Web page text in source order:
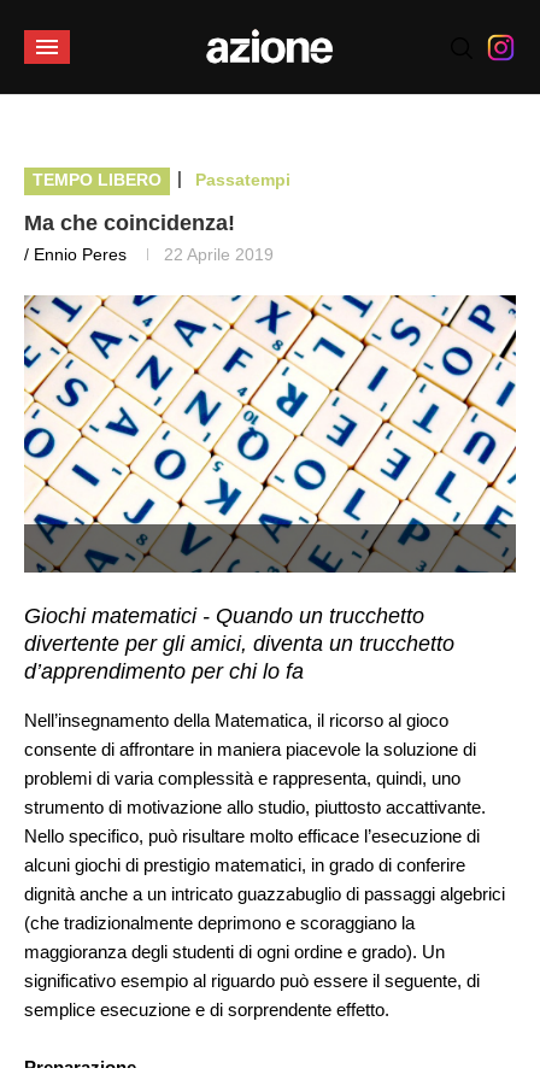
TEMPO LIBERO | Passatempi
Ma che coincidenza!
/ Ennio Peres 22 Aprile 2019
Giochi matematici - Quando un trucchetto
divertente per gli amici, diventa un trucchetto
d’apprendimento per chi lo fa
Nell’insegnamento della Matematica, il ricorso al gioco
consente di affrontare in maniera piacevole la soluzione di
problemi di varia complessità e rappresenta, quindi, uno
strumento di motivazione allo studio, piuttosto accattivante.
Nello specifico, può risultare molto efficace l’esecuzione di
alcuni giochi di prestigio matematici, in grado di conferire
dignità anche a un intricato guazzabuglio di passaggi algebrici
(che tradizionalmente deprimono e scoraggiano la
maggioranza degli studenti di ogni ordine e grado). Un
significativo esempio al riguardo può essere il seguente, di
semplice esecuzione e di sorprendente effetto.
Preparazione